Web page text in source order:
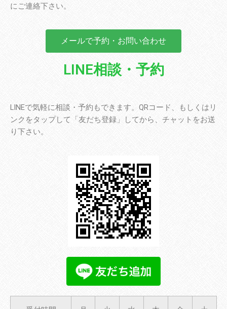
にご連絡下さい。
メールで予約・お問い合わせ
LINE相談・予約
LINEで気軽に相談・予約もできます。QRコード、もしくはリ
ンクをタップして「友だち登録」してから、チャットをお送
り下さい。